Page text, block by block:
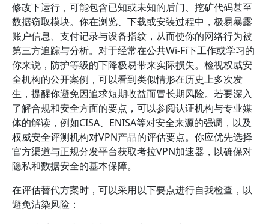
修改下运行，可能包含已知或未知的后门、挖矿代码甚至
数据窃取模块。你在浏览、下载或安装过程中，极易暴露
账户信息、支付记录与设备指纹，从而使你的网络行为被
第三方追踪与分析。对于经常在公共Wi-Fi下工作或学习的
你来说，防护等级的下降极易带来实际损失。检视权威安
全机构的公开案例，可以看到类似情形在历史上多次发
生，提醒你避免因追求短期收益而冒长期风险。若要深入
了解合规和安全方面的要点，可以参阅认证机构与专业媒
体的解读，例如CISA、ENISA等对安全来源的强调，以及
权威安全评测机构对VPN产品的评估要点。你应优先选择
官方渠道与正规分发平台获取考拉VPN加速器，以确保对
隐私和数据安全的基本保障。
在评估替代方案时，可以采用以下要点进行自我检查，以
避免沾染风险：